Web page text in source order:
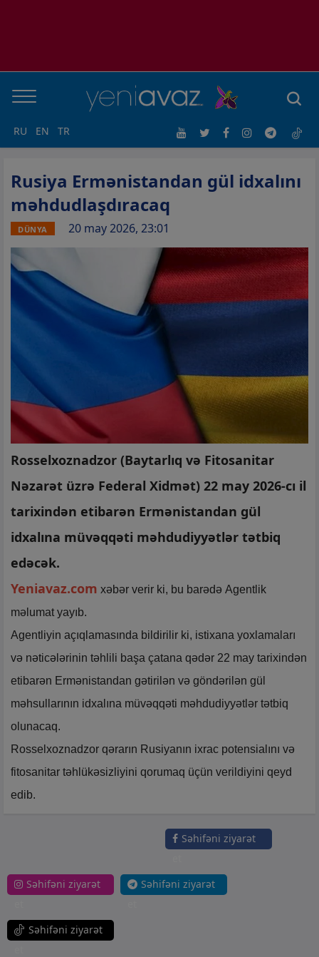
RU EN TR
Rusiya Ermənistandan gül idxalını
məhdudlaşdıracaq
DÜNYA 20 may 2026, 23:01
Rosselxoznadzor (Baytarlıq və Fitosanitar
Nəzarət üzrə Federal Xidmət) 22 may 2026-cı il
tarixindən etibarən Ermənistandan gül
idxalına müvəqqəti məhdudiyyətlər tətbiq
edəcək.
Yeniavaz.com xəbər verir ki, bu barədə Agentlik
məlumat yayıb.
Agentliyin açıqlamasında bildirilir ki, istixana yoxlamaları
və nəticələrinin təhlili başa çatana qədər 22 may tarixindən
etibarən Ermənistandan gətirilən və göndərilən gül
məhsullarının idxalına müvəqqəti məhdudiyyətlər tətbiq
olunacaq.
Rosselxoznadzor qərarın Rusiyanın ixrac potensialını və
fitosanitar təhlükəsizliyini qorumaq üçün verildiyini qeyd
edib.
Səhifəni ziyarət
Səhifəni ziyarət
Səhifəni ziyarət
Səhifəni ziyarət